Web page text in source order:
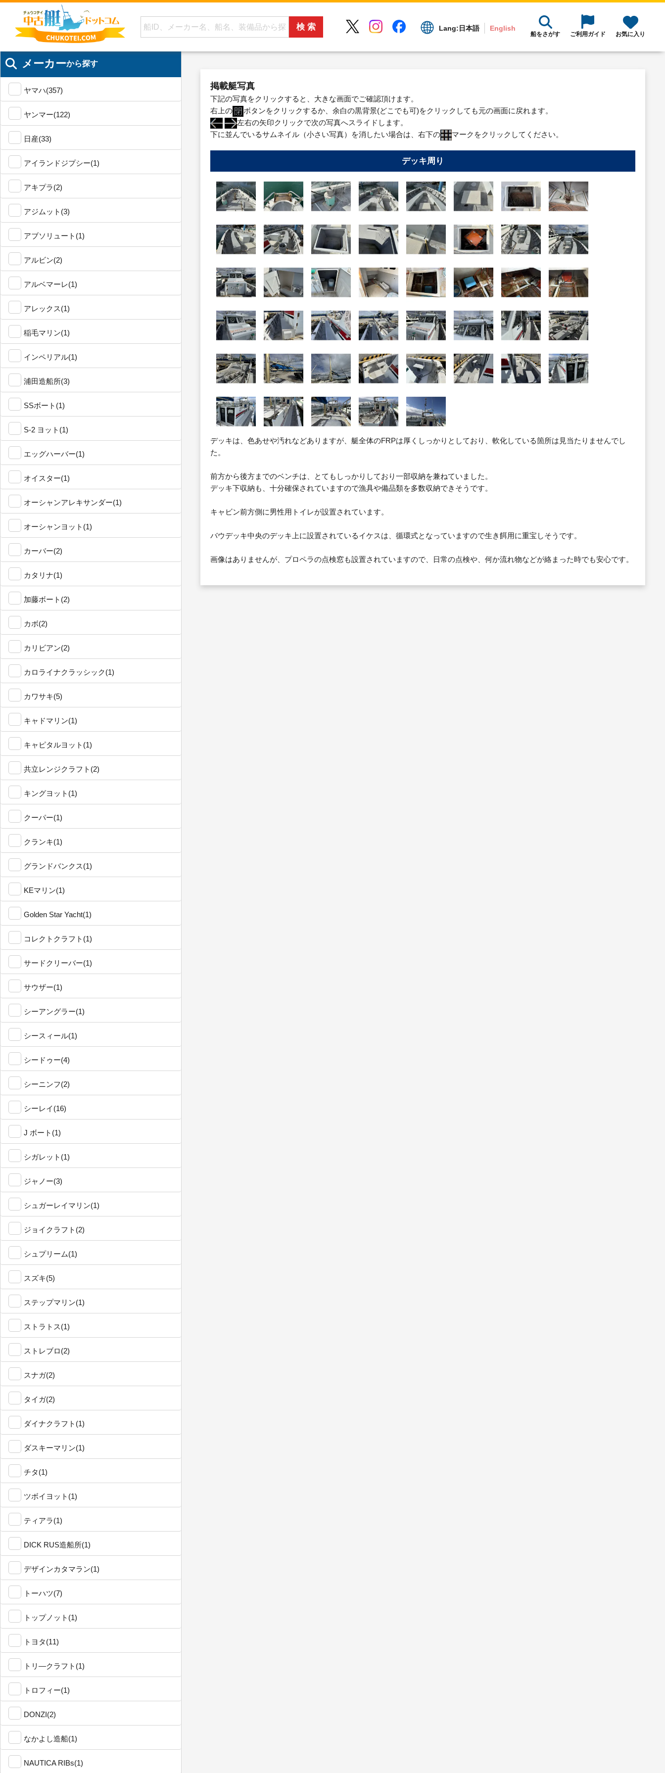
Lang: 日本語 English
船をさがす ご利用ガイド お気に入り
メーカーから探す
ヤマハ(357)
ヤンマー(122)
日産(33)
アイランドジプシー(1)
アキプラ(2)
アジムット(3)
アブソリュート(1)
アルビン(2)
アルベマーレ(1)
アレックス(1)
稲毛マリン(1)
インペリアル(1)
浦田造船所(3)
SSボート(1)
S-2 ヨット(1)
エッグハーバー(1)
オイスター(1)
オーシャンアレキサンダー(1)
オーシャンヨット(1)
カーバー(2)
カタリナ(1)
加藤ボート(2)
カボ(2)
カリビアン(2)
カロライナクラッシック(1)
カワサキ(5)
キャドマリン(1)
キャピタルヨット(1)
共立レンジクラフト(2)
キングヨット(1)
クーパー(1)
クランキ(1)
グランドバンクス(1)
KEマリン(1)
Golden Star Yacht(1)
コレクトクラフト(1)
サードクリーバー(1)
サウザー(1)
シーアングラー(1)
シースィール(1)
シードゥー(4)
シーニンフ(2)
シーレイ(16)
J ボート(1)
シガレット(1)
ジャノー(3)
シュガーレイマリン(1)
ジョイクラフト(2)
シュプリーム(1)
スズキ(5)
ステップマリン(1)
ストラトス(1)
ストレブロ(2)
スナガ(2)
タイガ(2)
ダイナクラフト(1)
ダスキーマリン(1)
チタ(1)
ツボイヨット(1)
ティアラ(1)
DICK RUS造船所(1)
デザインカタマラン(1)
トーハツ(7)
トップノット(1)
トヨタ(11)
トリ―クラフト(1)
トロフィー(1)
DONZI(2)
なかよし造船(1)
NAUTICA RIBs(1)
掲載艇写真
下記の写真をクリックすると、大きな画面でご確認頂けます。
右上の
ボタンをクリックするか、余白の黒背景(どこでも可)をクリックしても元の画面に戻れます。
左右の矢印クリックで次の写真へスライドします。
下に並んでいるサムネイル（小さい写真）を消したい場合は、右下の
マークをクリックしてください。
デッキ周り
デッキは、色あせや汚れなどありますが、艇全体のFRPは厚くしっかりとしており、軟化している箇所は見当たりませんでし
た。
前方から後方までのベンチは、とてもしっかりしており一部収納を兼ねていました。
デッキ下収納も、十分確保されていますので漁具や備品類を多数収納できそうです。
キャビン前方側に男性用トイレが設置されています。
バウデッキ中央のデッキ上に設置されているイケスは、循環式となっていますので生き餌用に重宝しそうです。
画像はありませんが、プロペラの点検窓も設置されていますので、日常の点検や、何か流れ物などが絡まった時でも安心です。